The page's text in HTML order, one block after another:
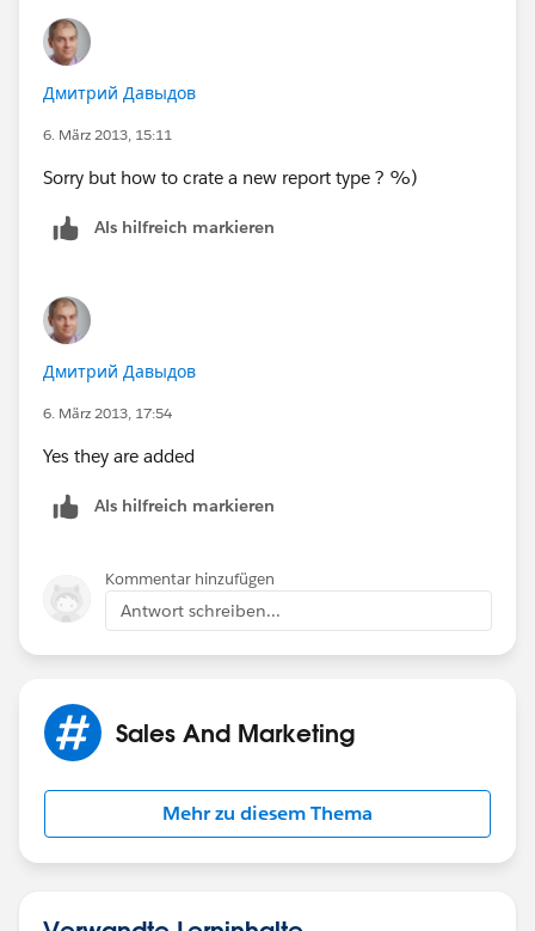
Дмитрий Давыдов
6. März 2013, 15:11
Sorry but how to crate a new report type ? %)
Als hilfreich markieren
Дмитрий Давыдов
6. März 2013, 17:54
Yes they are added
Als hilfreich markieren
Kommentar hinzufügen
Antwort schreiben...
Sales And Marketing
Mehr zu diesem Thema